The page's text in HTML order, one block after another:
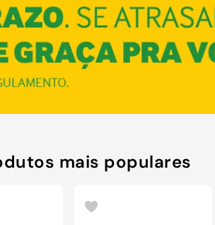
mais populares